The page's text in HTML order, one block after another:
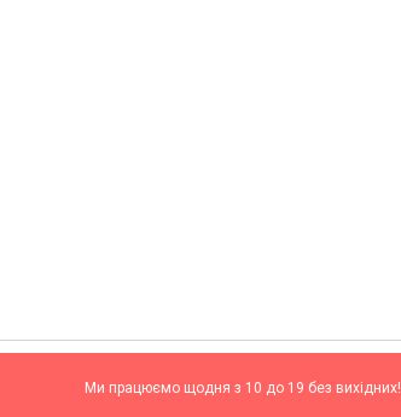
Ми працюємо щодня з 10 до 19 без вихідних!